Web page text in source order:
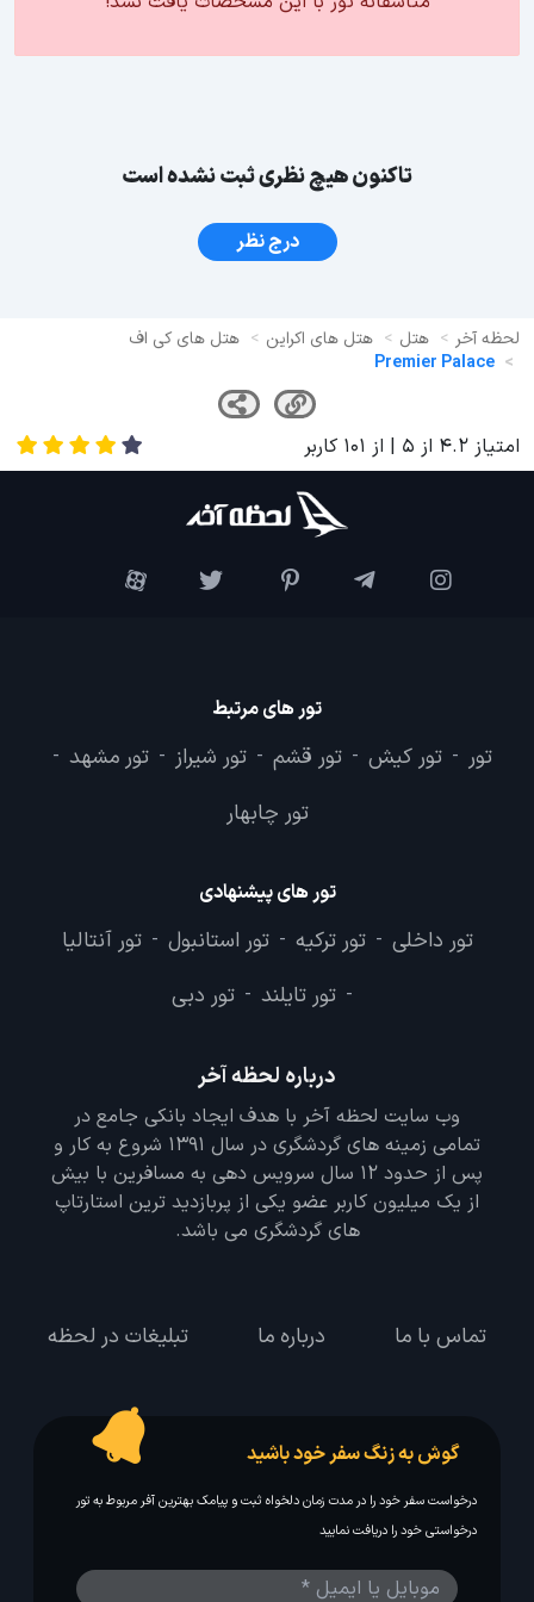
تاکنون هیچ نظری ثبت نشده است
درج نظر
لحظه آخر هتل هتل های اکراین
هتل های کی اف
Premier Palace
امتیاز 4.2 از 5 | از 101 کاربر
تور های مرتبط
تور - تور کیش - تور قشم - تور شیراز - تور مشهد -
تور چابهار
تور های پیشنهادی
تور داخلی - تور ترکیه - تور استانبول - تور آنتالیا
- تور تایلند - تور دبی
درباره لحظه آخر
وب سایت لحظه آخر با هدف ایجاد بانکی جامع در
تمامی زمینه های گردشگری در سال 1391 شروع به کار و
پس از حدود 12 سال سرویس دهی به مسافرین با بیش
از یک میلیون کاربر عضو یکی از پربازدید ترین استارتاپ
های گردشگری می باشد.
تماس با ما درباره ما تبلیغات در لحظه
گوش به زنگ سفر خود باشید
درخواست سفر خود را در مدت زمان دلخواه ثبت و پیامک بهترین آفر مربوط به تور
درخواستی خود را دریافت نمایید